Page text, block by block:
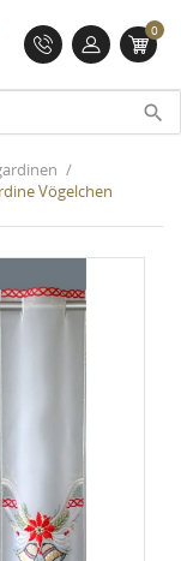
0
search
Vögelchen